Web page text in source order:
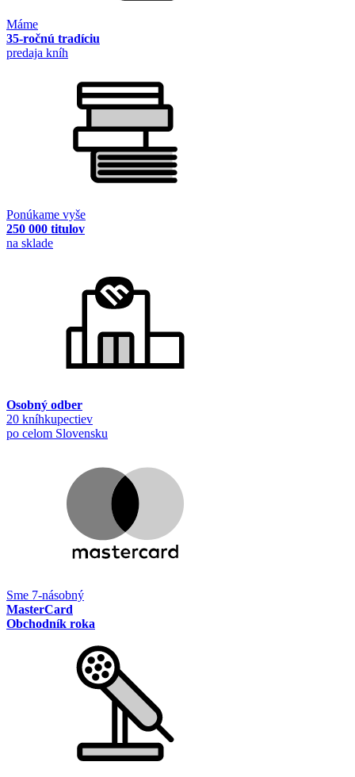
Máme
35-ročnú tradíciu
predaja kníh
Ponúkame vyše
250 000 titulov
na sklade
Osobný odber
20 kníhkupectiev
po celom Slovensku
Sme 7-násobný
MasterCard
Obchodník roka